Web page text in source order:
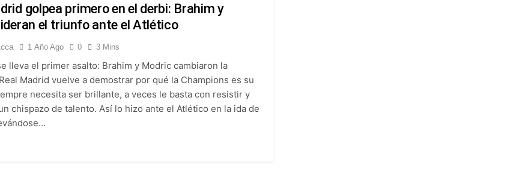
Colombia Femenina goleó 3-0 a Puerto Rico en los Juegos Centroamericanos
goleó 7-0 a Boyacá Chicó y es líder de la Liga BetPlay
arranca el 21 de agosto con el Arsenal campeón abriendo ante el Coventry
el debut de Nacional se suspendió por disturbios cuando ganaba 3-0 a Jaguares
golpea primero en el derbi: Brahim y
el triunfo ante el Atlético
1 Año Ago 0 3 Mins
lleva el primer asalto: Brahim y Modric cambiaron la
Madrid vuelve a demostrar por qué la Champions es su
necesita ser brillante, a veces le basta con resistir y
chispazo de talento. Así lo hizo ante el Atlético en la ida de